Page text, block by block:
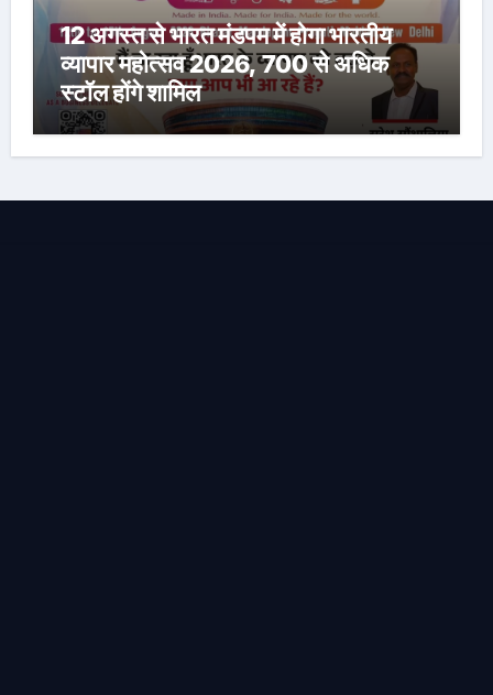
12 अगस्त से भारत मंडपम में होगा भारतीय
व्यापार महोत्सव 2026, 700 से अधिक
स्टॉल होंगे शामिल